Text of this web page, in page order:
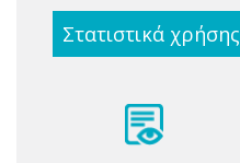
Στατιστικά χρήσης